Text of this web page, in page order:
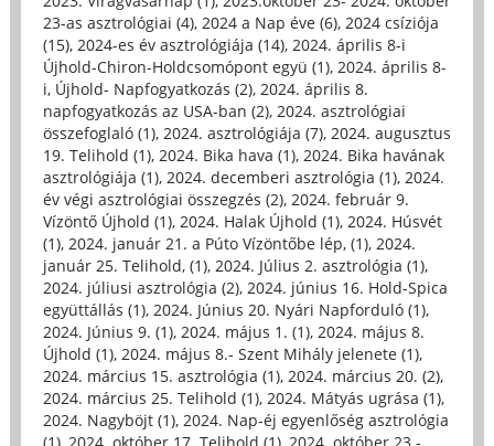
23-as asztrológiai (4), 2024 a Nap éve (6), 2024 csíziója
(15), 2024-es év asztrológiája (14), 2024. április 8-i
Újhold-Chiron-Holdcsomópont együ (1), 2024. április 8-
i, Újhold- Napfogyatkozás (2), 2024. április 8.
napfogyatkozás az USA-ban (2), 2024. asztrológiai
összefoglaló (1), 2024. asztrológiája (7), 2024. augusztus
19. Telihold (1), 2024. Bika hava (1), 2024. Bika havának
asztrológiája (1), 2024. decemberi asztrológia (1), 2024.
év végi asztrológiai összegzés (2), 2024. február 9.
Vízöntő Újhold (1), 2024. Halak Újhold (1), 2024. Húsvét
(1), 2024. január 21. a Púto Vízöntőbe lép, (1), 2024.
január 25. Telihold, (1), 2024. Július 2. asztrológia (1),
2024. júliusi asztrológia (2), 2024. június 16. Hold-Spica
együttállás (1), 2024. Június 20. Nyári Napforduló (1),
2024. Június 9. (1), 2024. május 1. (1), 2024. május 8.
Újhold (1), 2024. május 8.- Szent Mihály jelenete (1),
2024. március 15. asztrológia (1), 2024. március 20. (2),
2024. március 25. Telihold (1), 2024. Mátyás ugrása (1),
2024. Nagyböjt (1), 2024. Nap-éj egyenlőség asztrológia